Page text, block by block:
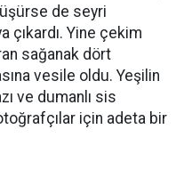
de seyri
çıkardı. Yine çekim
sağanak dört
vesile oldu. Yeşilin
ve dumanlı sis
için adeta bir